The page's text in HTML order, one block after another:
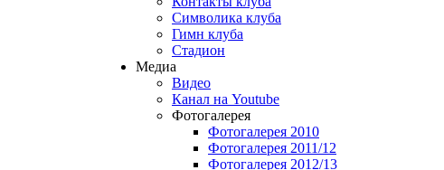
Символика клуба
Гимн клуба
Стадион
Медиа
Видео
Канал на Youtube
Фотогалерея
Фотогалерея 2010
Фотогалерея 2011/12
Фотогалерея 2012/13